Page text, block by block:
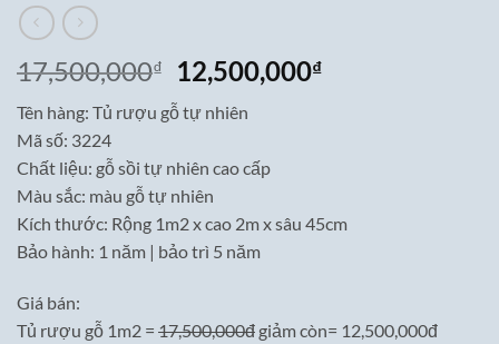
17,500,000₫
Giá
gốc
là:
12,500,000₫Giá
Tên hàng: Tủ rượu gỗ tự nhiên
Mã số: 3224
Chất liệu: gỗ sồi tự nhiên cao cấp
Màu sắc: màu gỗ tự nhiên
Kích thước: Rộng 1m2 x cao 2m x sâu 45cm
Bảo hành: 1 năm | bảo trì 5 năm
Giá bán:
Tủ rượu gỗ 1m2 = 17,500,000đ giảm còn= 12,500,000đ